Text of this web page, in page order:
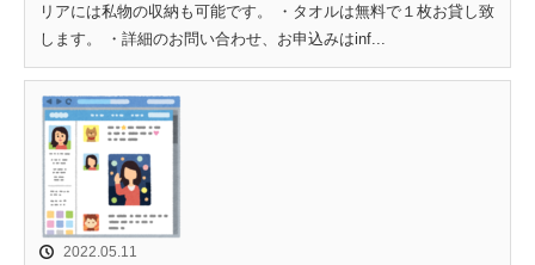
リアには私物の収納も可能です。 ・タオルは無料で１枚お貸し致
します。 ・詳細のお問い合わせ、お申込みはinf...
2022.05.11